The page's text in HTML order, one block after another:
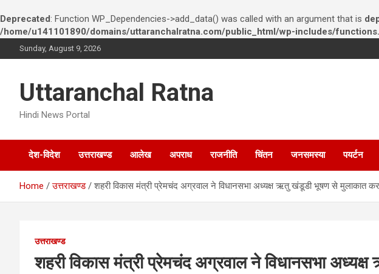
Deprecated: Function WP_Dependencies->add_data() was called with an argument that is
/home/u141101890/domains/uttaranchalratna.com/public_html/wp-includes/
k
e
Sunday, August 9, 2026
Uttaranchal Ratna
Hindi News Portal
देश-विदेश उत्तराखण्ड आलेख अपराध राजनीति चिंतन जनसमस्या पयर्टन
Home उत्तराखण्ड शहरी विकास मंत्री प्रेमचंद अग्रवाल ने विधानसभा अध्यक्ष ऋतु खंडूडी भूषण से मुलाकात कर
उत्तराखण्ड
शहरी विकास मंत्री प्रेमचंद अग्रवाल ने विधानसभा